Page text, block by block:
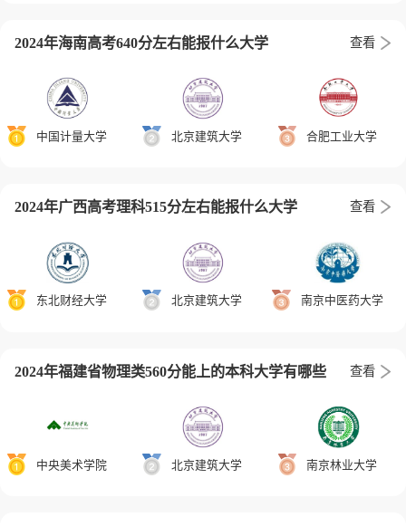
2024年海南高考640分左右能报什么大学 查看
中国计量大学 北京建筑大学 合肥工业大学
2024年广西高考理科515分左右能报什么大学 查看
东北财经大学 北京建筑大学 南京中医药大学
2024年福建省物理类560分能上的本科大学有哪些 查看
中央美术学院 北京建筑大学 南京林业大学